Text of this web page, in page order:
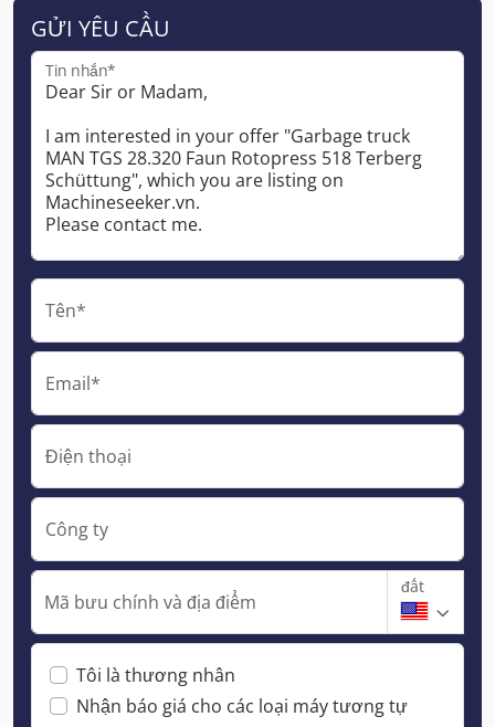
GỬI YÊU CẦU
Tin nhắn*
Tên*
Email*
Điện thoại
Công ty
Mã bưu chính và địa điểm
đất
Tôi là thương nhân
Nhận báo giá cho các loại máy tương tự